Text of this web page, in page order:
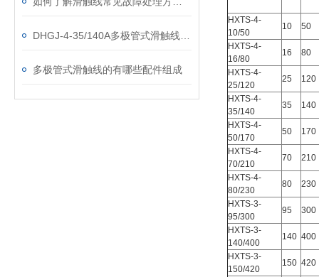
多极管式滑触线的有哪些配件组成
HXTS-4-
10/50
10
50
HXTS-4-
16/80
16
80
HXTS-4-
25/120
25
120
HXTS-4-
35/140
35
140
HXTS-4-
50/170
50
170
HXTS-4-
70/210
70
210
HXTS-4-
80/230
80
230
HXTS-3-
95/300
95
300
HXTS-3-
140/400
140 400
HXTS-3-
150/420
150 420